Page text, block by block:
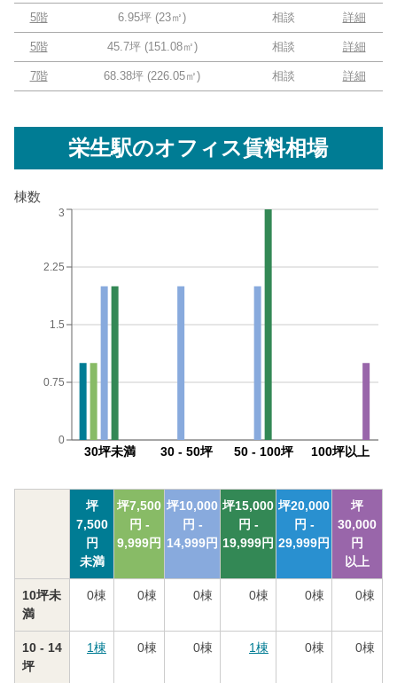
5階 6.95坪 (23㎡) 相談 詳細
5階 45.7坪 (151.08㎡) 相談 詳細
7階 68.38坪 (226.05㎡) 相談 詳細
栄生駅のオフィス賃料相場
棟数
30坪未満 30 - 50坪 50 - 100坪 100坪以上
0
0.75
1.5
2.25
3
坪
7,500
円
未満
坪7,500
円 -
9,999円
坪10,000
円 -
14,999円
坪15,000
円 -
19,999円
坪20,000
円 -
29,999円
坪
30,000
円
以上
10坪未
満
0棟 0棟 0棟 0棟 0棟 0棟
10 - 14
坪
1棟 0棟 0棟 1棟 0棟 0棟